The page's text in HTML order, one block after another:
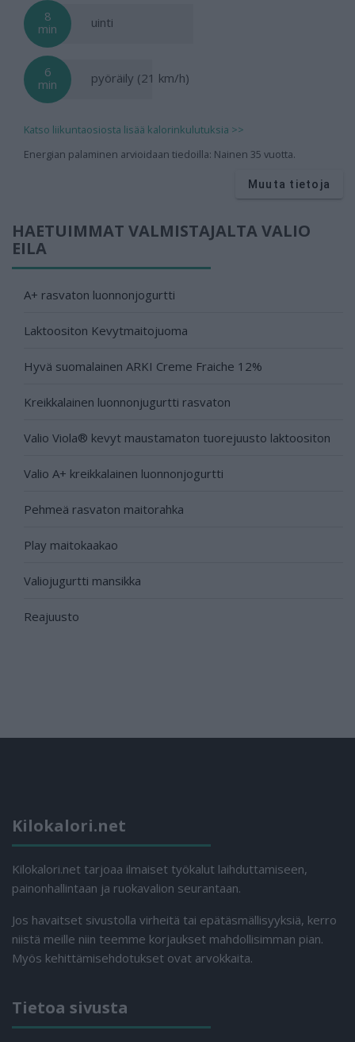
8
min
uinti
6
min
pyöräily (21 km/h)
Katso liikuntaosiosta lisää kalorinkulutuksia >>
Energian palaminen arvioidaan tiedoilla: Nainen 35 vuotta.
Muuta tietoja
HAETUIMMAT VALMISTAJALTA VALIO
EILA
A+ rasvaton luonnonjogurtti
Laktoositon Kevytmaitojuoma
Hyvä suomalainen ARKI Creme Fraiche 12%
Kreikkalainen luonnonjugurtti rasvaton
Valio Viola® kevyt maustamaton tuorejuusto laktoositon
Valio A+ kreikkalainen luonnonjogurtti
Pehmeä rasvaton maitorahka
Play maitokaakao
Valiojugurtti mansikka
Reajuusto
Kilokalori.net
Kilokalori.net tarjoaa ilmaiset työkalut laihduttamiseen,
painonhallintaan ja ruokavalion seurantaan.
Jos havaitset sivustolla virheitä tai epätäsmällisyyksiä, kerro
niistä meille niin teemme korjaukset mahdollisimman pian.
Myös kehittämisehdotukset ovat arvokkaita.
Tietoa sivusta